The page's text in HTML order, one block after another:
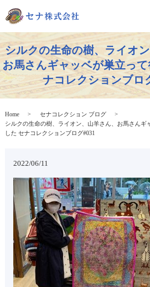
シルクの生命の樹、ライオ
お馬さんギャッベが巣立っ
ナコレクションブロ
Home
セナコレクション ブログ
シルクの生命の樹、ライオン、山羊さん、お馬さんギ
した セナコレクションブログ#031
2022/06/11